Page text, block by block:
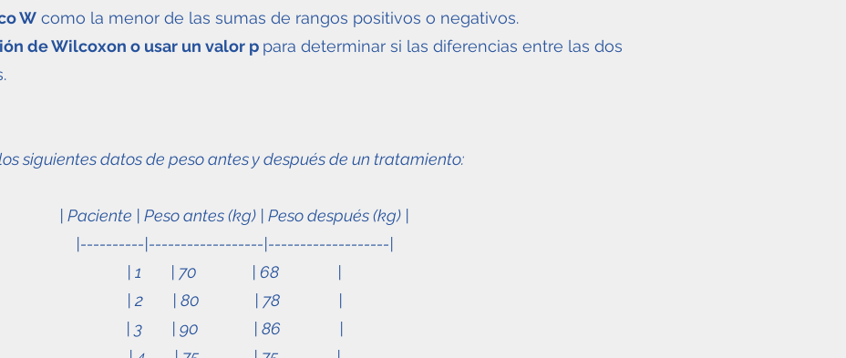
W como la menor de las sumas de rangos positivos o negativos.
de Wilcoxon o usar un valor p para determinar si las diferencias entre las dos
siguientes datos de peso antes y después de un tratamiento:
| Paciente | Peso antes (kg) | Peso después (kg) |
|----------|------------------|-------------------|
| 1 | 70 | 68 |
| 2 | 80 | 78 |
| 3 | 90 | 86 |